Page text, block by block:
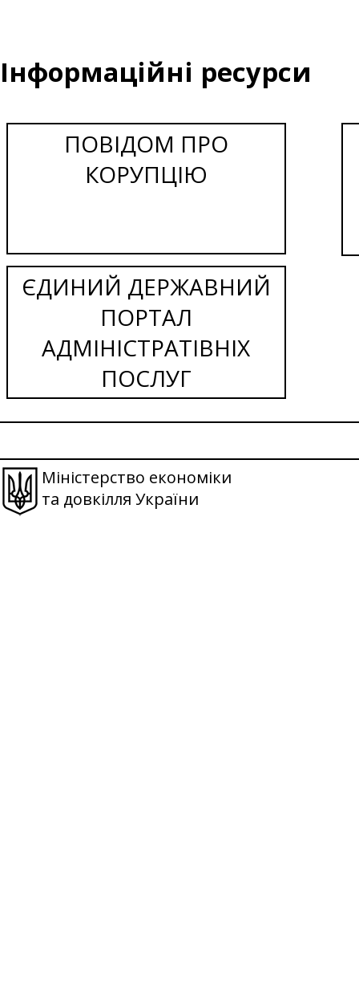
Інформаційні ресурси
ПОВІДОМ ПРО
КОРУПЦІЮ
ЄДИНИЙ ДЕРЖАВНИЙ
ПОРТАЛ
АДМІНІСТРАТІВНІХ
ПОСЛУГ
Міністерство економіки
та довкілля України